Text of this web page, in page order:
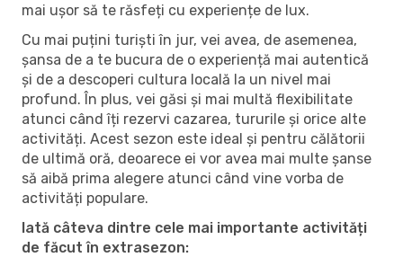
mai ușor să te răsfeți cu experiențe de lux.
Cu mai puțini turiști în jur, vei avea, de asemenea,
șansa de a te bucura de o experiență mai autentică
și de a descoperi cultura locală la un nivel mai
profund. În plus, vei găsi și mai multă flexibilitate
atunci când îți rezervi cazarea, tururile și orice alte
activități. Acest sezon este ideal și pentru călătorii
de ultimă oră, deoarece ei vor avea mai multe șanse
să aibă prima alegere atunci când vine vorba de
activități populare.
Iată câteva dintre cele mai importante activități
de făcut în extrasezon: